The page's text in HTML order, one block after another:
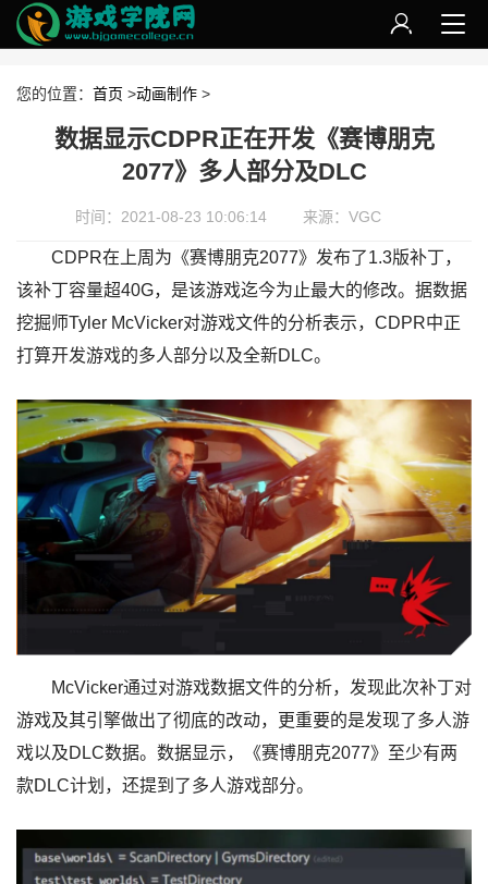
您的位置： 首页 >动画制作 >
数据显示CDPR正在开发《赛博朋克
2077》多人部分及DLC
时间：2021-08-23 10:06:14 来源：VGC
CDPR在上周为《赛博朋克2077》发布了1.3版补丁，
该补丁容量超40G，是该游戏迄今为止最大的修改。据数据
挖掘师Tyler McVicker对游戏文件的分析表示，CDPR中正
打算开发游戏的多人部分以及全新DLC。
McVicker通过对游戏数据文件的分析，发现此次补丁对
游戏及其引擎做出了彻底的改动，更重要的是发现了多人游
戏以及DLC数据。数据显示，《赛博朋克2077》至少有两
款DLC计划，还提到了多人游戏部分。